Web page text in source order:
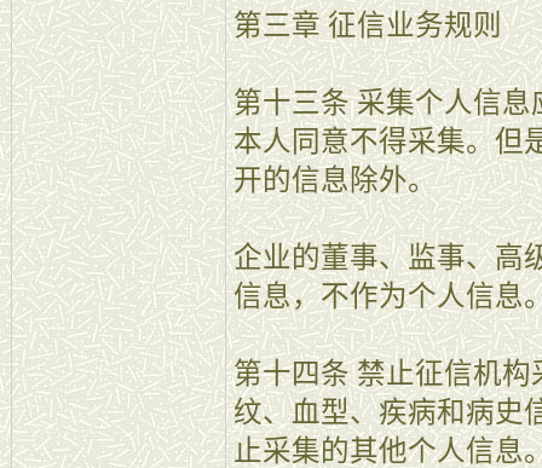
第三章 征信业务规则
第十三条 采集个人信
本人同意不得采集。但
开的信息除外。
企业的董事、监事、高
信息，不作为个人信息
第十四条 禁止征信机
纹、血型、疾病和病史
止采集的其他个人信息